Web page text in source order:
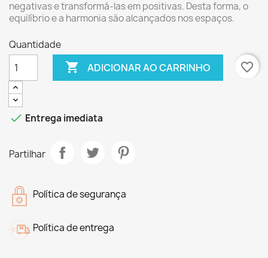
negativas e transformá-las em positivas. Desta forma, o
equilíbrio e a harmonia são alcançados nos espaços.
Quantidade
 ADICIONAR AO CARRINHO favorite_border
 Entrega imediata
Partilhar
Política de segurança
Política de entrega